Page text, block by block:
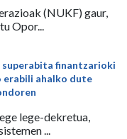
(NUKF) gaur,
Opor...
finantzarioki
ahalko dute
lege-dekretua,
...